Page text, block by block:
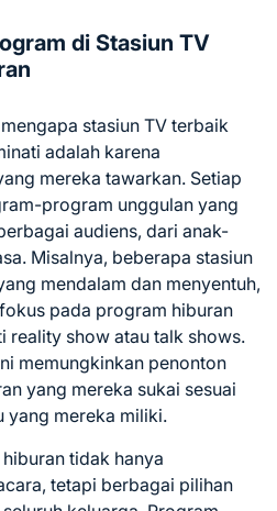
di Stasiun TV
stasiun TV terbaik
adalah karena
mereka tawarkan. Setiap
program unggulan yang
audiens, dari anak-
Misalnya, beberapa stasiun
mendalam dan menyentuh,
pada program hiburan
reality show atau talk shows.
memungkinkan penonton
yang mereka sukai sesuai
yang mereka miliki.
tidak hanya
tetapi berbagai pilihan